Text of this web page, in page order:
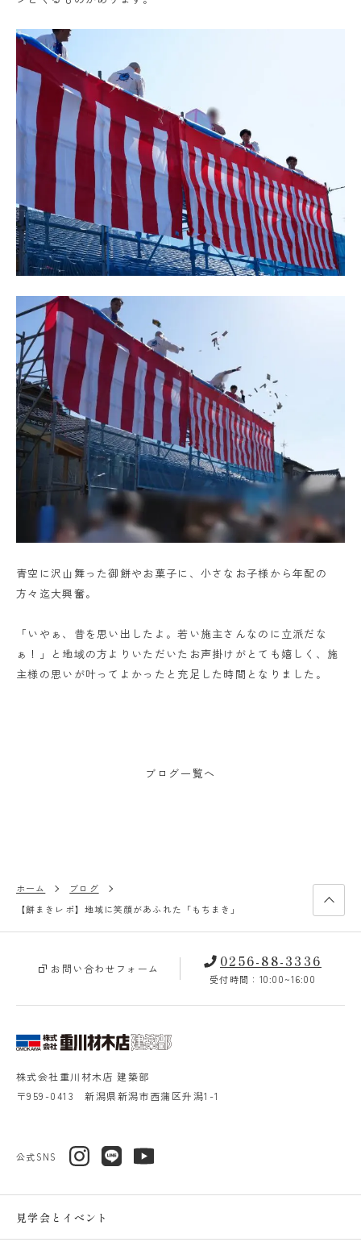
青空に沢山舞った御餅やお菓子に、小さなお子様から年配の
方々迄大興奮。
「いやぁ、昔を思い出したよ。若い施主さんなのに立派だな
ぁ！」と地域の方よりいただいたお声掛けがとても嬉しく、施
主様の思いが叶ってよかったと充足した時間となりました。
ブログ一覧へ
ホーム
ブログ
【餅まきレポ】地域に笑顔があふれた「もちまき」
見学会とイベント
公式SNS
株式会社重川材木店 建築部
〒959-0413 新潟県新潟市西蒲区升潟1-1
お問い合わせフォーム 0256-88-3336
受付時間：10:00~16:00